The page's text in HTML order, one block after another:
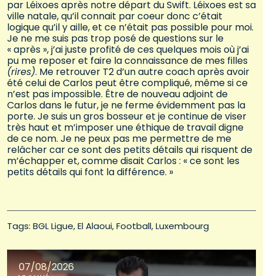
par Léixoes après notre départ du Swift. Léixoes est sa
ville natale, qu’il connait par coeur donc c’était
logique qu’il y aille, et ce n’était pas possible pour moi.
Je ne me suis pas trop posé de questions sur le
« après », j’ai juste profité de ces quelques mois où j’ai
pu me reposer et faire la connaissance de mes filles
(rires). Me retrouver T2 d’un autre coach après avoir
été celui de Carlos peut être compliqué, même si ce
n’est pas impossible. Être de nouveau adjoint de
Carlos dans le futur, je ne ferme évidemment pas la
porte. Je suis un gros bosseur et je continue de viser
très haut et m’imposer une éthique de travail digne
de ce nom. Je ne peux pas me permettre de me
relâcher car ce sont des petits détails qui risquent de
m’échapper et, comme disait Carlos : « ce sont les
petits détails qui font la différence. »
Tags: BGL Ligue El Alaoui Football Luxembourg
07/08/2026